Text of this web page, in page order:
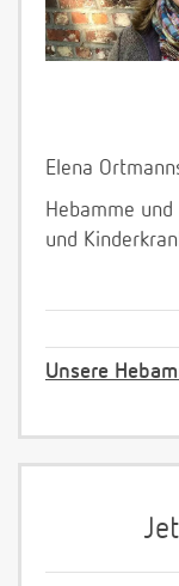
Elena
Hebamme
und
Unsere